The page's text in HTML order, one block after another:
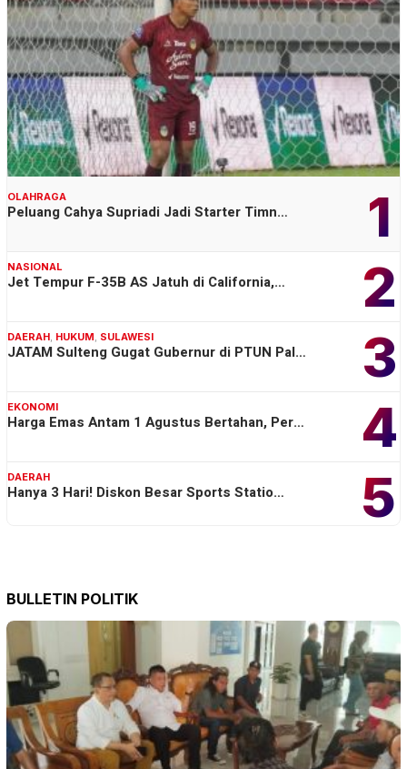
1
OLAHRAGA
Peluang Cahya Supriadi Jadi Starter Timn…
2
NASIONAL
Jet Tempur F-35B AS Jatuh di California,…
3
DAERAH, HUKUM, SULAWESI
JATAM Sulteng Gugat Gubernur di PTUN Pal…
4
EKONOMI
Harga Emas Antam 1 Agustus Bertahan, Per…
5
DAERAH
Hanya 3 Hari! Diskon Besar Sports Statio…
BULLETIN POLITIK